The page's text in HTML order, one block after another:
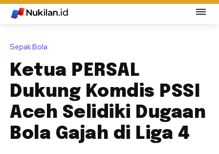
Sepak Bola
Ketua PERSAL
Dukung Komdis PSSI
Aceh Selidiki Dugaan
Bola Gajah di Liga 4